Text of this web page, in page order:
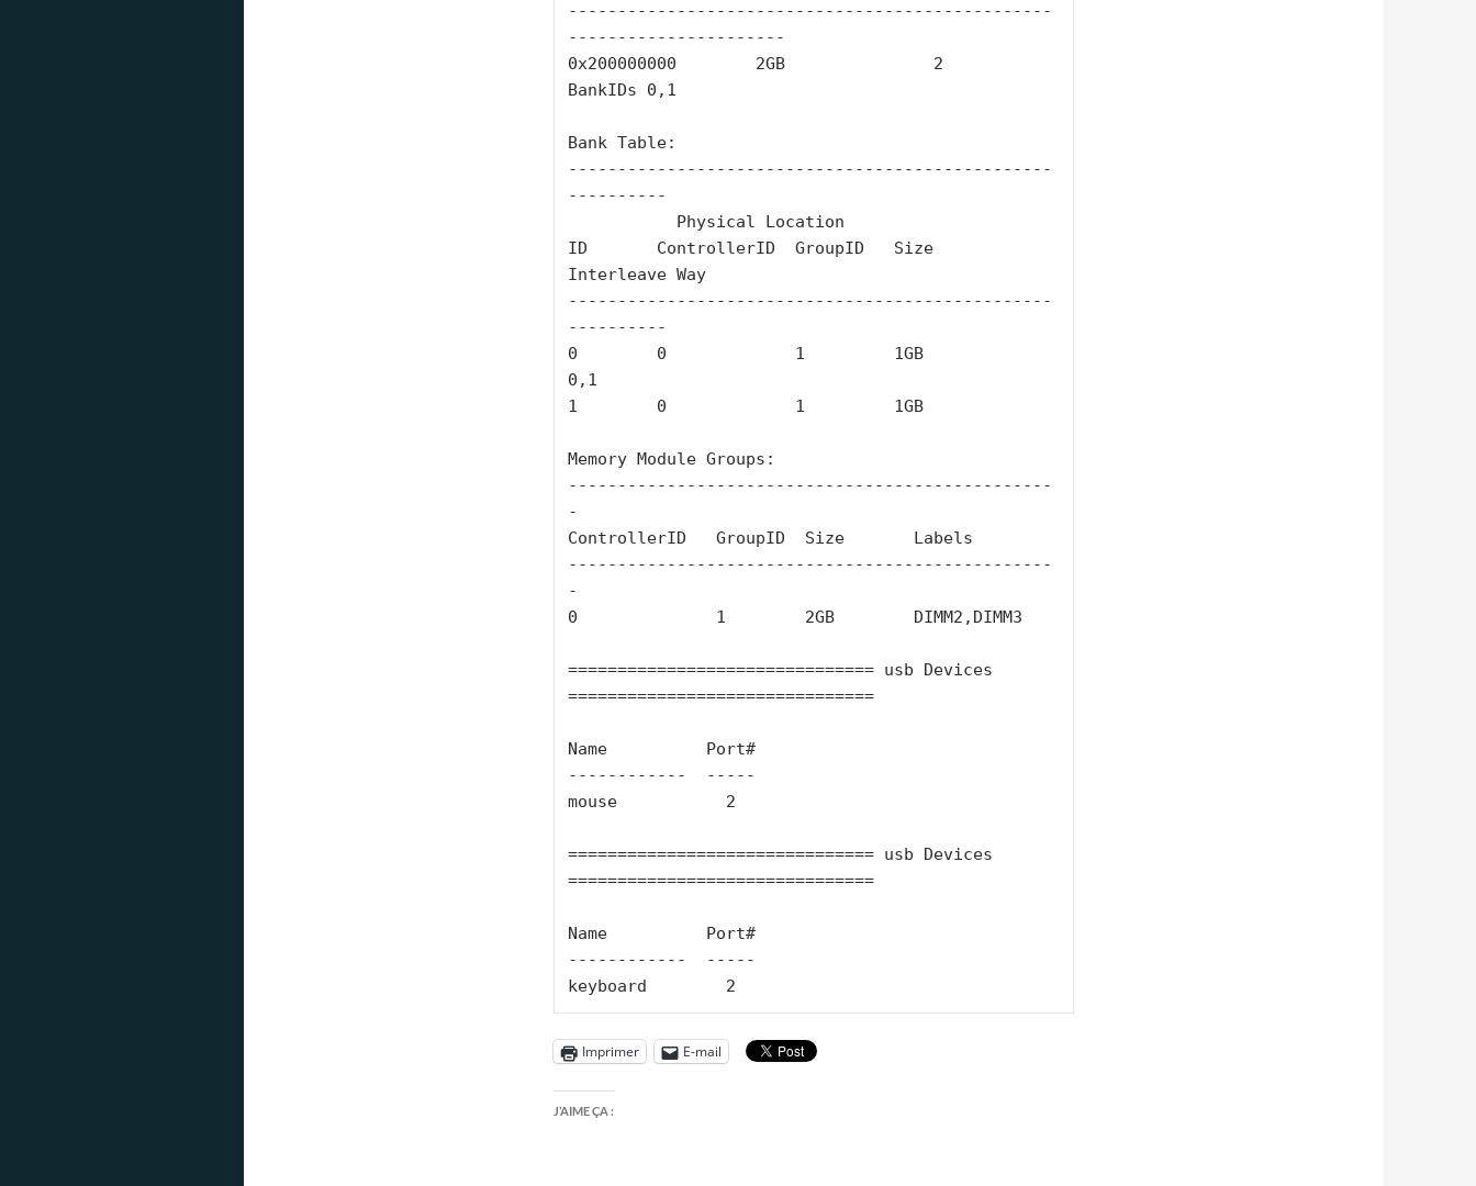
-------------------------------------------------
----------------------
0x200000000        2GB               2
BankIDs 0,1
Bank Table:
-------------------------------------------------
----------
ID       ControllerID  GroupID   Size
Interleave Way
-------------------------------------------------
----------
0        0             1         1GB
0,1
1        0             1         1GB
Memory Module Groups:
-------------------------------------------------
-
ControllerID   GroupID  Size       Labels
-------------------------------------------------
-
0              1        2GB        DIMM2,DIMM3
=============================== usb Devices
===============================
Name          Port#
------------  -----
mouse           2
=============================== usb Devices
===============================
Name          Port#
------------  -----
keyboard        2
Imprimer E-mail
J’AIME ÇA :